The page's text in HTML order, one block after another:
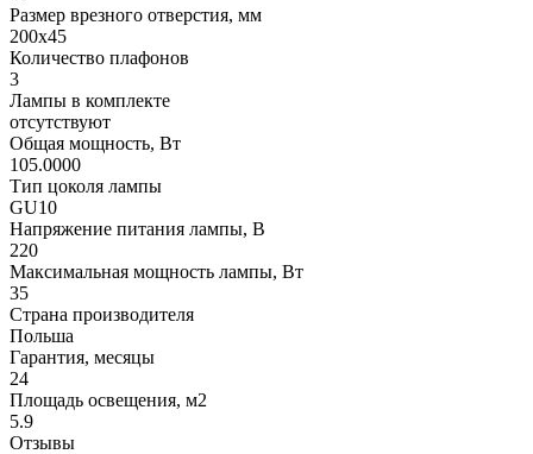
Размер врезного отверстия, мм
200x45
Количество плафонов
3
Лампы в комплекте
отсутствуют
Общая мощность, Вт
105.0000
Тип цоколя лампы
GU10
Напряжение питания лампы, В
220
Максимальная мощность лампы, Вт
35
Страна производителя
Польша
Гарантия, месяцы
24
Площадь освещения, м2
5.9
Отзывы